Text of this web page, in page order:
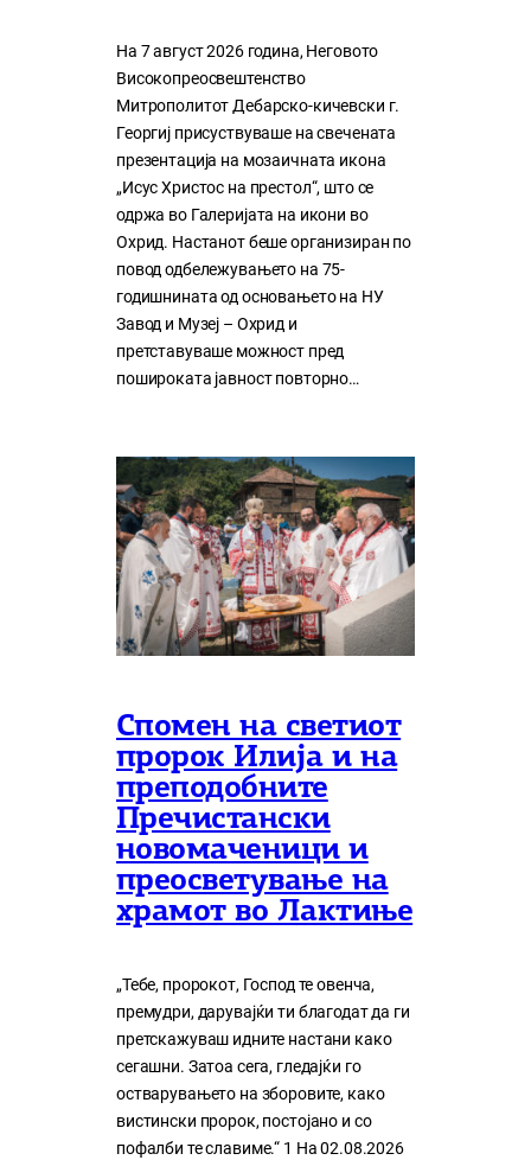
На 7 август 2026 година, Неговото
Високопреосвештенство
Митрополитот Дебарско-кичевски г.
Георгиј присуствуваше на свечената
презентација на мозаичната икона
„Исус Христос на престол“, што се
одржа во Галеријата на икони во
Охрид. Настанот беше организиран по
повод одбележувањето на 75-
годишнината од основањето на НУ
Завод и Музеј – Охрид и
претставуваше можност пред
пошироката јавност повторно…
Спомен на светиот
пророк Илија и на
преподобните
Пречистански
новомаченици и
преосветување на
храмот во Лактиње
„Тебе, пророкот, Господ те овенча,
премудри, дарувајќи ти благодат да ги
претскажуваш идните настани како
сегашни. Затоа сега, гледајќи го
остварувањето на зборовите, како
вистински пророк, постојано и со
пофалби те славиме.“ 1 На 02.08.2026